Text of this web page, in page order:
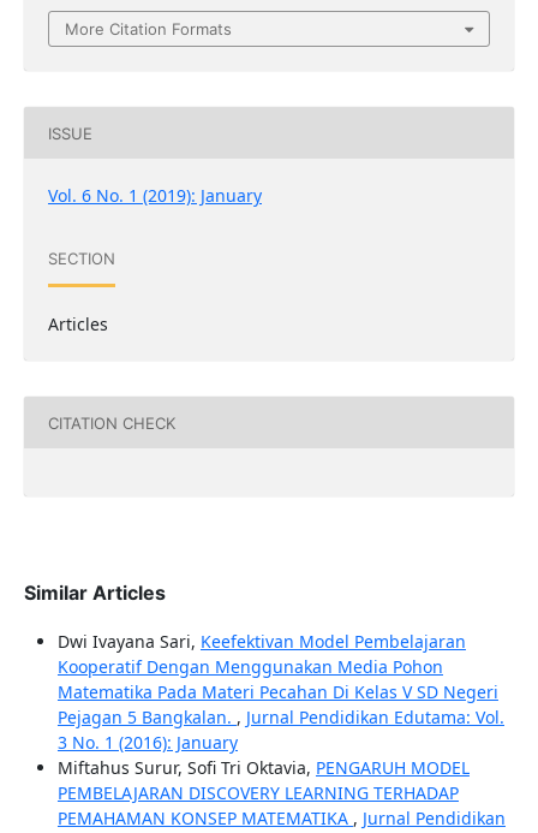
More Citation Formats
ISSUE
Vol. 6 No. 1 (2019): January
SECTION
Articles
CITATION CHECK
Similar Articles
Dwi Ivayana Sari, Keefektivan Model Pembelajaran
Kooperatif Dengan Menggunakan Media Pohon
Matematika Pada Materi Pecahan Di Kelas V SD Negeri
Pejagan 5 Bangkalan. , Jurnal Pendidikan Edutama: Vol.
3 No. 1 (2016): January
Miftahus Surur, Sofi Tri Oktavia, PENGARUH MODEL
PEMBELAJARAN DISCOVERY LEARNING TERHADAP
PEMAHAMAN KONSEP MATEMATIKA , Jurnal Pendidikan